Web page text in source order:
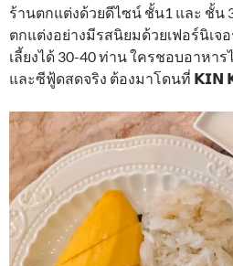
ร้านตกแต่งด้วยดีไซน์ ชั้น1 และ ชั้น
ตกแต่งอย่างมีรสนิยมด้วยเฟอร์นิเ
เลี้ยงได้ 30-40 ท่าน ใครชอบอาหา
และซีฟู้ดสดจริง ต้องมาโดนที่ 𝗞𝗜𝗡